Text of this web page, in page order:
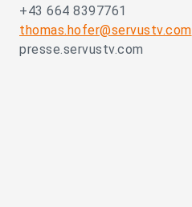
+43 664 8397761
thomas.hofer@servustv.com
presse.servustv.com